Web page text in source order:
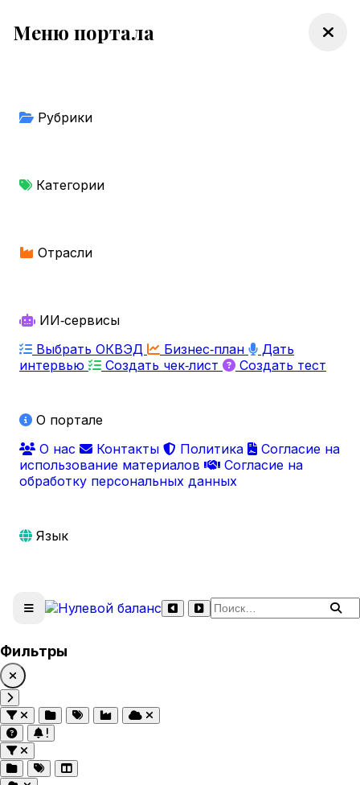
Меню портала
Рубрики
Категории
Отрасли
ИИ‑сервисы
Выбрать ОКВЭД
Бизнес‑план
Дать
интервью
Создать чек‑лист Создать тест
О портале
О нас
Контакты Политика
Согласие на
использование материалов
Согласие на
обработку персональных данных
Язык
Поиск по сайту
Фильтры